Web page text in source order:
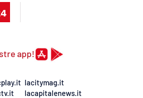
app!
lacitymag.it
lacapitalenews.it